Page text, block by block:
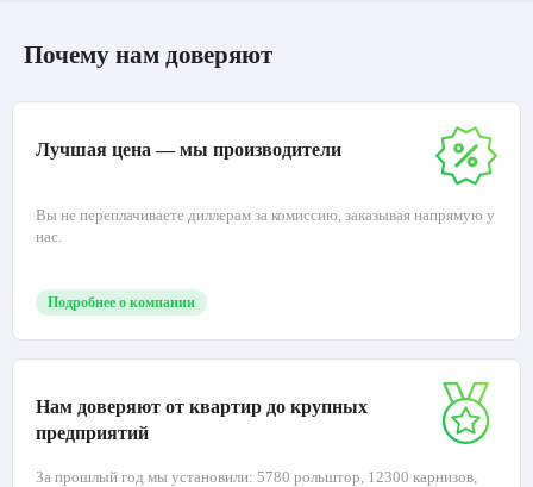
Почему нам доверяют
Лучшая цена — мы производители
Вы не переплачиваете диллерам за комиссию, заказывая напрямую у
нас.
Подробнее о компании
Нам доверяют от квартир до крупных
предприятий
За прошлый год мы установили: 5780 рольштор, 12300 карнизов,